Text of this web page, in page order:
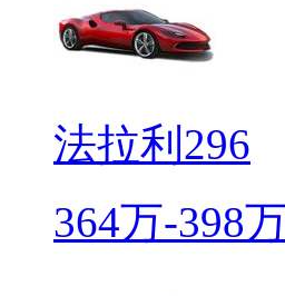
法拉利296
364万-398